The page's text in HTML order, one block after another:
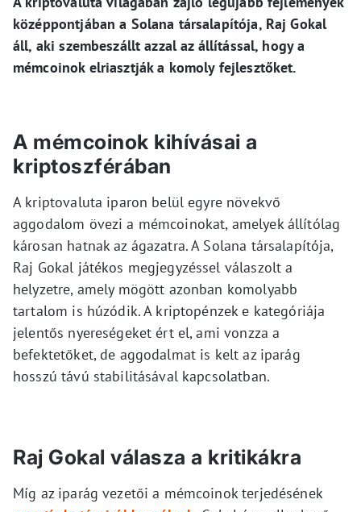
középpontjában a Solana társalapítója, Raj Gokal
áll, aki szembeszállt azzal az állítással, hogy a
mémcoinok elriasztják a komoly fejlesztőket.
A mémcoinok kihívásai a
kriptoszférában
A kriptovaluta iparon belül egyre növekvő
aggodalom övezi a mémcoinokat, amelyek állítólag
károsan hatnak az ágazatra. A Solana társalapítója,
Raj Gokal játékos megjegyzéssel válaszolt a
helyzetre, amely mögött azonban komolyabb
tartalom is húzódik. A kriptopénzek e kategóriája
jelentős nyereségeket ért el, ami vonzza a
befektetőket, de aggodalmat is kelt az iparág
hosszú távú stabilitásával kapcsolatban.
Raj Gokal válasza a kritikákra
Míg az iparág vezetői a mémcoinok terjedésének